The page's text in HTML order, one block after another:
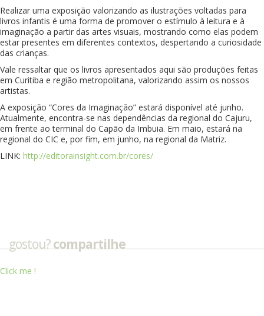
Realizar uma exposição valorizando as ilustrações voltadas para
livros infantis é uma forma de promover o estímulo à leitura e à
imaginação a partir das artes visuais, mostrando como elas podem
estar presentes em diferentes contextos, despertando a curiosidade
das crianças.
Vale ressaltar que os livros apresentados aqui são produções feitas
em Curitiba e região metropolitana, valorizando assim os nossos
artistas.
A exposição “Cores da Imaginação” estará disponível até junho.
Atualmente, encontra-se nas dependências da regional do Cajuru,
em frente ao terminal do Capão da Imbuia. Em maio, estará na
regional do CIC e, por fim, em junho, na regional da Matriz.
LINK: http://editorainsight.com.br/cores/
gostou?compartilhe
Click me !